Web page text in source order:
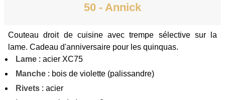
50 - Annick
Couteau droit de cuisine avec trempe sélective sur la
lame. Cadeau d'anniversaire pour les quinquas.
Lame : acier XC75
Manche : bois de violette (palissandre)
Rivets : acier